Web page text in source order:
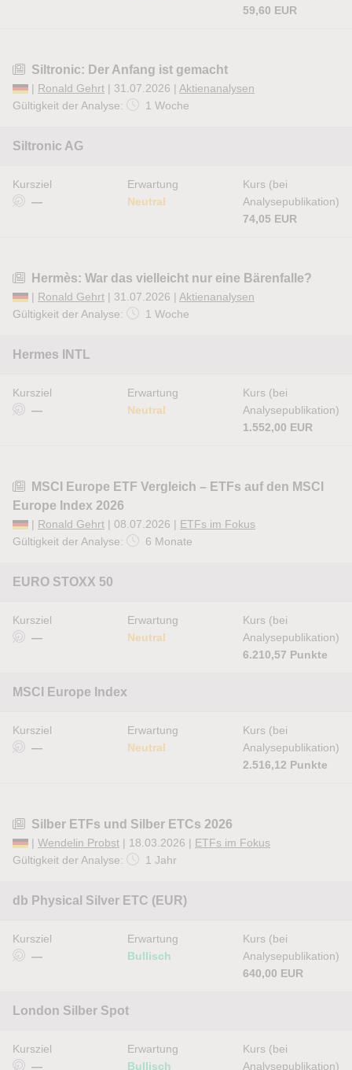
59,60 EUR
Siltronic: Der Anfang ist gemacht
| Ronald Gehrt | 31.07.2026 | Aktienanalysen
Gültigkeit der Analyse:
1 Woche
Siltronic AG
Kursziel
—
Erwartung
Neutral
Kurs (bei
Analysepublikation)
74,05 EUR
Hermès: War das vielleicht nur eine Bärenfalle?
| Ronald Gehrt | 31.07.2026 | Aktienanalysen
Gültigkeit der Analyse:
1 Woche
Hermes INTL
Kursziel
—
Erwartung
Neutral
Kurs (bei
Analysepublikation)
1.552,00 EUR
MSCI Europe ETF Vergleich – ETFs auf den MSCI
Europe Index 2026
| Ronald Gehrt | 08.07.2026 | ETFs im Fokus
Gültigkeit der Analyse:
6 Monate
EURO STOXX 50
Kursziel
—
Erwartung
Neutral
Kurs (bei
Analysepublikation)
6.210,57 Punkte
MSCI Europe Index
Kursziel
—
Erwartung
Neutral
Kurs (bei
Analysepublikation)
2.516,12 Punkte
Silber ETFs und Silber ETCs 2026
| Wendelin Probst | 18.03.2026 | ETFs im Fokus
Gültigkeit der Analyse:
1 Jahr
db Physical Silver ETC (EUR)
Kursziel
—
Erwartung
Bullisch
Kurs (bei
Analysepublikation)
640,00 EUR
London Silber Spot
Kursziel
—
Erwartung
Bullisch
Kurs (bei
Analysepublikation)